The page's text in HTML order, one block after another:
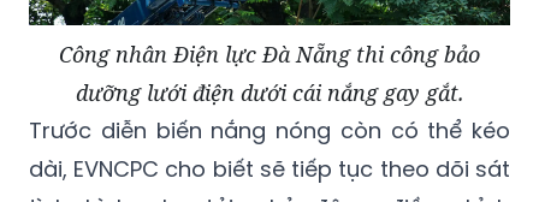
Công nhân Điện lực Đà Nẵng thi công bảo
dưỡng lưới điện dưới cái nắng gay gắt.
Trước diễn biến nắng nóng còn có thể kéo
dài, EVNCPC cho biết sẽ tiếp tục theo dõi sát